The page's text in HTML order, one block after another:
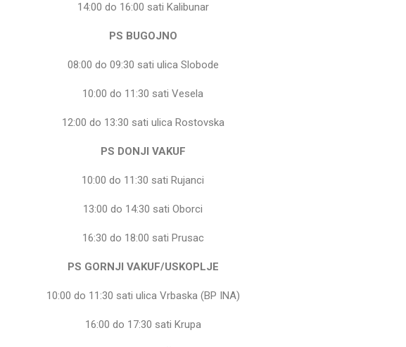
14:00 do 16:00 sati Kalibunar
PS BUGOJNO
08:00 do 09:30 sati ulica Slobode
10:00 do 11:30 sati Vesela
12:00 do 13:30 sati ulica Rostovska
PS DONJI VAKUF
10:00 do 11:30 sati Rujanci
13:00 do 14:30 sati Oborci
16:30 do 18:00 sati Prusac
PS GORNJI VAKUF/USKOPLJE
10:00 do 11:30 sati ulica Vrbaska (BP INA)
16:00 do 17:30 sati Krupa